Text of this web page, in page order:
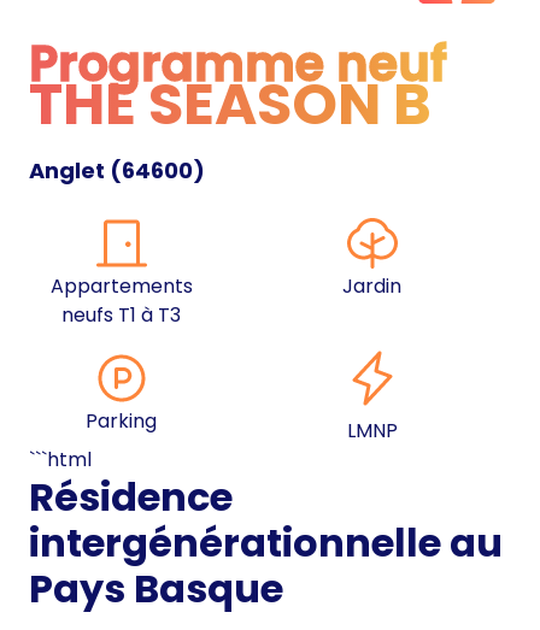
Programme neuf
Programme neuf
THE SEASON B
Anglet (64600)
Appartements
neufs T1 à T3
Jardin
Parking
LMNP
```html
Résidence
intergénérationnelle au
Pays Basque